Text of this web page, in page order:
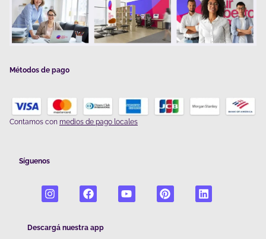
Métodos de pago
Contamos con medios de pago locales
Síguenos
Descargá nuestra app